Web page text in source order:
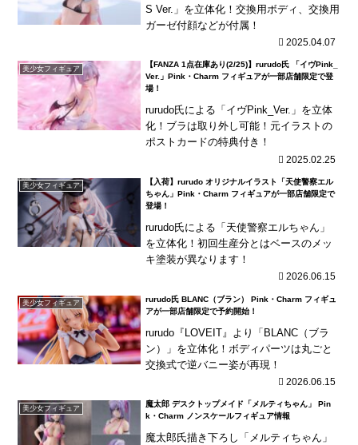
S Ver.」を立体化！交換用ボディ、交換用
ガーゼ付顔などが付属！
2025.04.07
美少女フィギュア
【FANZA 1点在庫あり(2/25)】rurudo氏 「イヴPink_
Ver.」Pink・Charm フィギュアが一部店舗限定で登
場！
rurudo氏による「イヴPink_Ver.」を立体
化！ブラは取り外し可能！元イラストの
ポストカードの特典付き！
2025.02.25
美少女フィギュア
【入荷】rurudo オリジナルイラスト「天使警察エル
ちゃん」Pink・Charm フィギュアが一部店舗限定で
登場！
rurudo氏による「天使警察エルちゃん」
を立体化！初回生産分とはベースのメッ
キ塗装が異なります！
2026.06.15
美少女フィギュア
rurudo氏 BLANC（ブラン） Pink・Charm フィギュ
アが一部店舗限定で予約開始！
rurudo『LOVEIT』より「BLANC（ブラ
ン）」を立体化！ボディパーツは丸ごと
交換式で逆バニー姿が再現！
2026.06.15
美少女フィギュア
魔太郎 デスクトップメイド「メルティちゃん」 Pin
k・Charm ノンスケールフィギュア情報
魔太郎氏描き下ろし「メルティちゃん」